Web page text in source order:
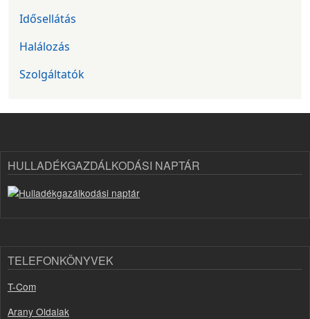
Idősellátás
Halálozás
Szolgáltatók
HULLADÉKGAZDÁLKODÁSI NAPTÁR
TELEFONKÖNYVEK
T-Com
Arany Oldalak